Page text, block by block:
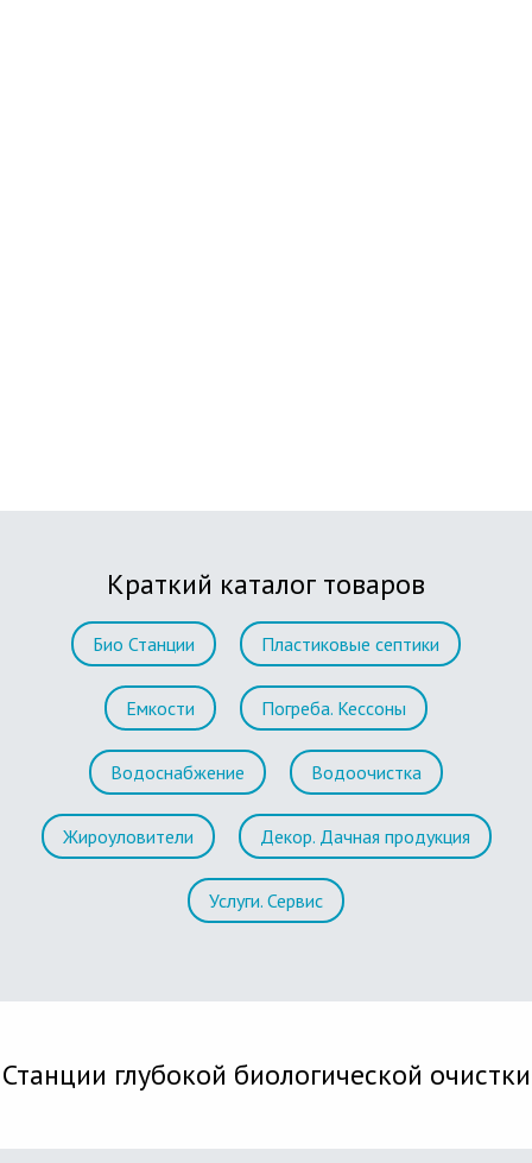
Краткий каталог товаров
Био Станции Пластиковые септики
Емкости Погреба. Кессоны
Водоснабжение Водоочистка
Жироуловители Декор. Дачная продукция
Услуги. Сервис
Станции глубокой биологической очистки